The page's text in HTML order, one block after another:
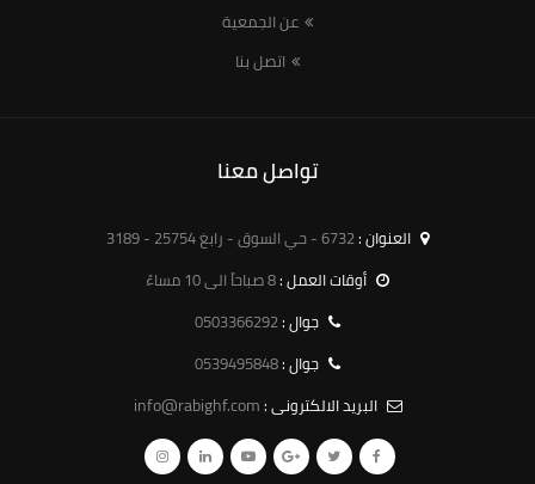
عن الجمعية
اتصل بنا
تواصل معنا
العنوان :6732 - حي السوق - رابغ 25754 - 3189
أوقات العمل :8 صباحاً الى 10 مساءً
جوال :0503366292
جوال :0539495848
البريد الالكترونى :info@rabighf.com